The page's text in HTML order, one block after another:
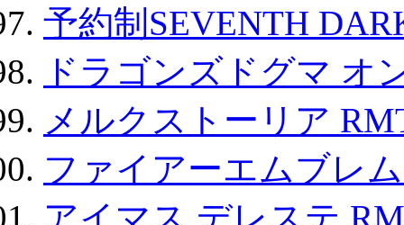
予約制SEVENTH
ドラゴンズドグマ オ
メルクストーリア
ファイアーエムブレ